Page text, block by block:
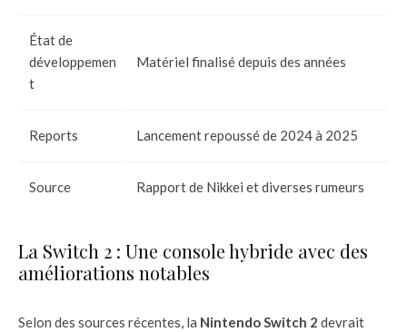
État de
développemen
t
Matériel finalisé depuis des années
Reports Lancement repoussé de 2024 à 2025
Source Rapport de Nikkei et diverses rumeurs
La Switch 2 : Une console hybride avec des
améliorations notables
Selon des sources récentes, la Nintendo Switch 2 devrait